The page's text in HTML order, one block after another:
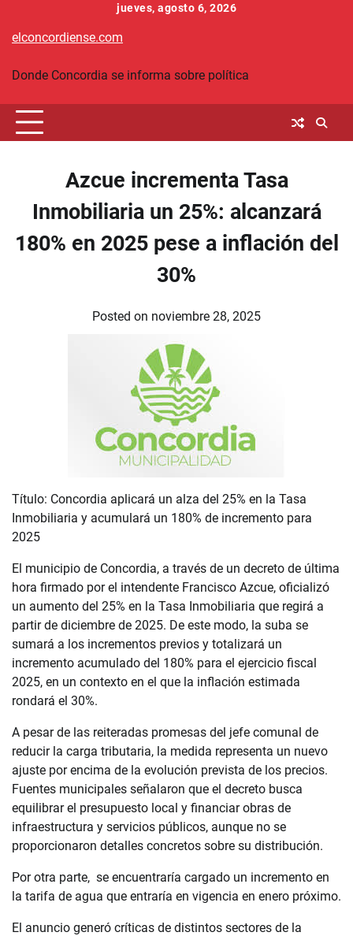
content
jueves, agosto 6, 2026
elconcordiense.com
Donde Concordia se informa sobre política
Azcue incrementa Tasa
Inmobiliaria un 25%: alcanzará
180% en 2025 pese a inflación del
30%
Posted on noviembre 28, 2025
Título: Concordia aplicará un alza del 25% en la Tasa
Inmobiliaria y acumulará un 180% de incremento para
2025
El municipio de Concordia, a través de un decreto de última
hora firmado por el intendente Francisco Azcue, oficializó
un aumento del 25% en la Tasa Inmobiliaria que regirá a
partir de diciembre de 2025. De este modo, la suba se
sumará a los incrementos previos y totalizará un
incremento acumulado del 180% para el ejercicio fiscal
2025, en un contexto en el que la inflación estimada
rondará el 30%.
A pesar de las reiteradas promesas del jefe comunal de
reducir la carga tributaria, la medida representa un nuevo
ajuste por encima de la evolución prevista de los precios.
Fuentes municipales señalaron que el decreto busca
equilibrar el presupuesto local y financiar obras de
infraestructura y servicios públicos, aunque no se
proporcionaron detalles concretos sobre su distribución.
Por otra parte, se encuentraría cargado un incremento en
la tarifa de agua que entraría en vigencia en enero próximo.
El anuncio generó críticas de distintos sectores de la